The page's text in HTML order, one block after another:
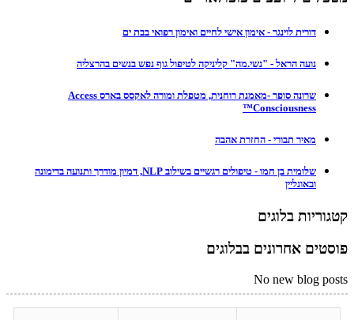
דורית לוינגר - אימון אישי לחיים ואימון רפואי בבת ים
נועה הראל - "נשי.מה" קליניקה לטיפול גוף נפש בנשים בהרצליה
שרונה סופר -מאמנת רוחנית, מטפלת ומורה לאקסס בארס Access
Consciousness™
מאיר תבורי - החזרת אהבה
שלומית בן חמו - טיפולים רגשיים בשילוב NLP, דמיון מודרך ותנועה בדימונה
ובאונליין
קטגוריות בלוגים
פוסטים אחרונים בבלוגים
No new blog posts